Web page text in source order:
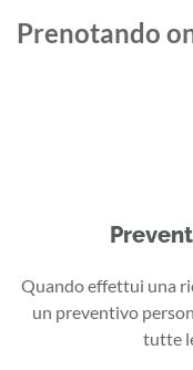
Prenotando
Quando effettui una
un preventivo
tutte